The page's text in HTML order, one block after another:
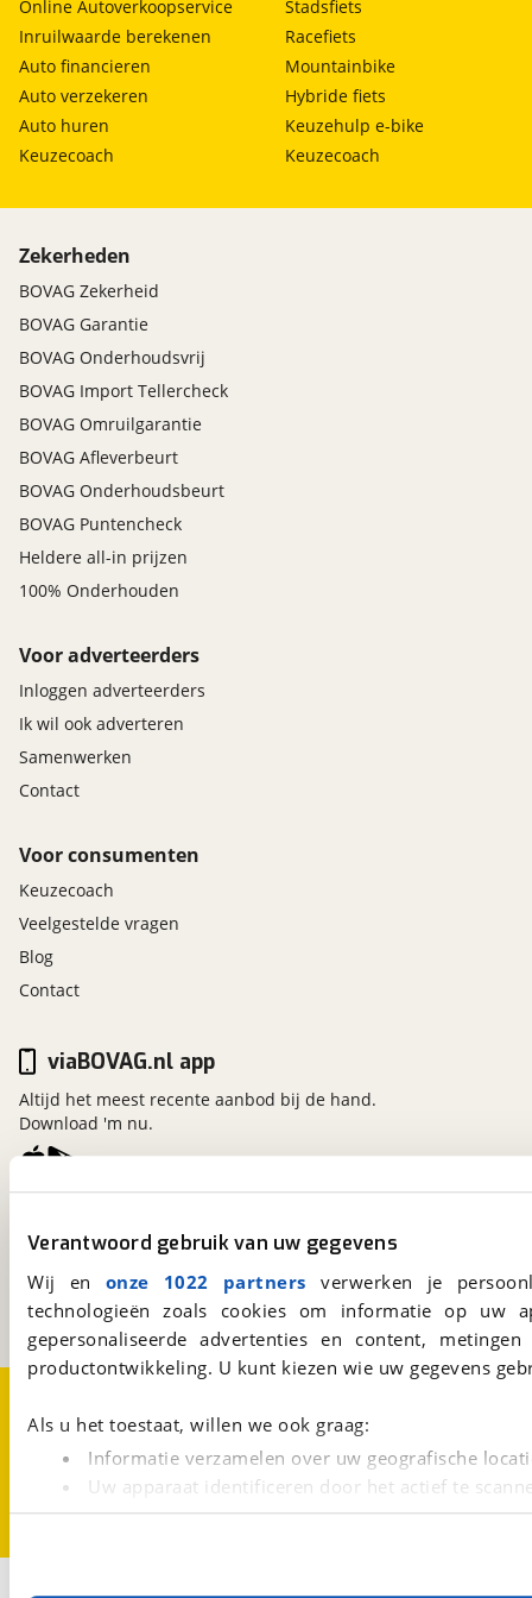
Verantwoord gebruik van uw gegevens
Wij en onze 1022 partners verwerken je
technologieën zoals cookies om informatie op
gepersonaliseerde advertenties en content,
productontwikkeling. U kunt kiezen wie uw gegevens
Als u het toestaat, willen we ook graag:
Informatie verzamelen over uw geografische
Uw apparaat identificeren door het actief te
Lees meer over hoe uw persoonlijke gegevens worden
Online Autoverkoopservice
Inruilwaarde berekenen
Auto financieren
Auto verzekeren
Auto huren
Keuzecoach
Stadsfiets
Racefiets
Mountainbike
Hybride fiets
Keuzehulp e-bike
Keuzecoach
Zekerheden
BOVAG Zekerheid
BOVAG Garantie
BOVAG Onderhoudsvrij
BOVAG Import Tellercheck
BOVAG Omruilgarantie
BOVAG Afleverbeurt
BOVAG Onderhoudsbeurt
BOVAG Puntencheck
Heldere all-in prijzen
100% Onderhouden
Voor adverteerders
Inloggen adverteerders
Ik wil ook adverteren
Samenwerken
Contact
Voor consumenten
Keuzecoach
Veelgestelde vragen
Blog
Contact
Kosterijland15
Een initiatief van
BOVAG
viaBOVAG.nl app
Altijd het meest recente aanbod bij de hand.
Download 'm nu.
CookievoorkeurenVacatures